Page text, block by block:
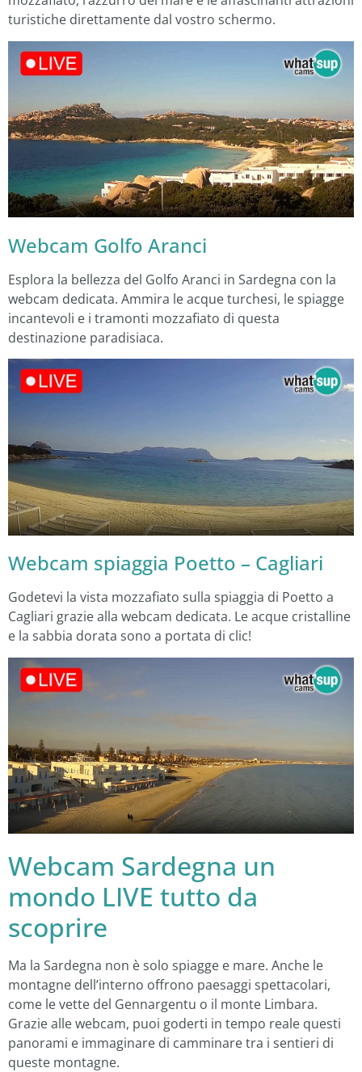
turistiche direttamente dal vostro schermo.
Webcam Golfo Aranci
Esplora la bellezza del Golfo Aranci in Sardegna con la
webcam dedicata. Ammira le acque turchesi, le spiagge
incantevoli e i tramonti mozzafiato di questa
destinazione paradisiaca.
Webcam spiaggia Poetto – Cagliari
Godetevi la vista mozzafiato sulla spiaggia di Poetto a
Cagliari grazie alla webcam dedicata. Le acque cristalline
e la sabbia dorata sono a portata di clic!
Webcam Sardegna un
mondo LIVE tutto da
scoprire
Ma la Sardegna non è solo spiagge e mare. Anche le
montagne dell’interno offrono paesaggi spettacolari,
come le vette del Gennargentu o il monte Limbara.
Grazie alle webcam, puoi goderti in tempo reale questi
panorami e immaginare di camminare tra i sentieri di
queste montagne.